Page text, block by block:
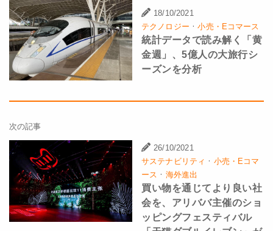
18/10/2021
テクノロジー ·小売・Eコマース
統計データで読み解く「黄
金週」、5億人の大旅行シ
ーズンを分析
次の記事
26/10/2021
サステナビリティ · 小売・Eコマ
ース · 海外進出
買い物を通じてより良い社
会を、アリババ主催のショ
ッピングフェスティバル